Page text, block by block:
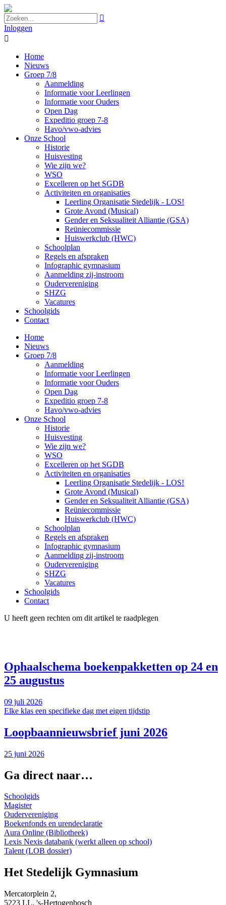

Inloggen

Home
Nieuws
Groep 7/8
Aanmelding
Informatie voor Leerlingen
Informatie voor Ouders
Open Dag
Expeditio groep 7-8
Havo/vwo-advies
Onze School
Historie
Huisvesting
Wie zijn we?
WSO
Excelleren op het SGDB
Activiteiten en organisaties
Leerling Organisatie Stedelijk - LOS!
Grote Avond (Musical)
Gender en Seksualiteit Alliantie (GSA)
Reüniecommissie
Huiswerkclub (HWC)
Schoolplan
Regels en afspraken
Infographic gymnasium
Aanmelding zij-instroom
Oudervereniging
SHZG
Vacatures
Schoolgids
Contact
Home
Nieuws
Groep 7/8
Aanmelding
Informatie voor Leerlingen
Informatie voor Ouders
Open Dag
Expeditio groep 7-8
Havo/vwo-advies
Onze School
Historie
Huisvesting
Wie zijn we?
WSO
Excelleren op het SGDB
Activiteiten en organisaties
Leerling Organisatie Stedelijk - LOS!
Grote Avond (Musical)
Gender en Seksualiteit Alliantie (GSA)
Reüniecommissie
Huiswerkclub (HWC)
Schoolplan
Regels en afspraken
Infographic gymnasium
Aanmelding zij-instroom
Oudervereniging
SHZG
Vacatures
Schoolgids
Contact
U heeft geen rechten om dit artikel te raadplegen
Ophaalschema boekenpakketten op 24 en
25 augustus
09 juli 2026
Elke klas een specifieke dag met eigen tijdstip
Loopbaannieuwsbrief juni 2026
25 juni 2026
Ga direct naar…
Schoolgids
Magister
Oudervereniging
Boekenfonds en urendeclaratie
Aura Online (Bibliotheek)
Lexis Nexis databank (werkt alleen op school)
Talent (LOB dossier)
Het Stedelijk Gymnasium
Mercatorplein 2,
5223 LL, 's-Hertogenbosch